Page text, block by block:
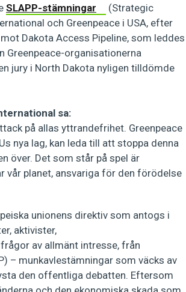
SLAPP-stämningar
(Strategic
och Greenpeace i USA, efter
Dakota Access Pipeline, som leddes
Greenpeace-organisationerna
jury i North Dakota nyligen tilldömde
sa:
på allas yttrandefrihet. Greenpeace
nya lag, kan leda till att stoppa denna
över. Det som står på spel är
planet, ansvariga för den förödelse
unionens direktiv som antogs i
aktivister,
av allmänt intresse, från
– munkavlestämningar som väcks av
den offentliga debatten. Eftersom